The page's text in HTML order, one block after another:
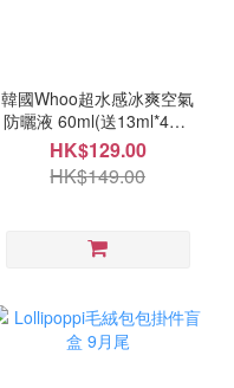
韓國Whoo超水感冰爽空氣
防曬液 60ml(送13ml*4支)
10月頭
HK$129.00
HK$149.00